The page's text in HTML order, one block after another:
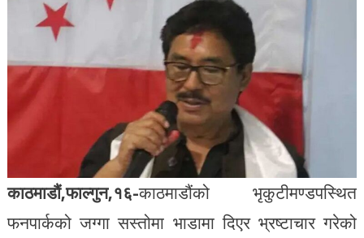
काठमाडौं,फाल्गुन,१६-काठमाडौंको भृकुटीमण्डपस्थित
फनपार्कको जग्गा सस्तोमा भाडामा दिएर भ्रष्टाचार गरेको